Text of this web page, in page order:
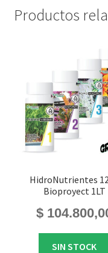
Productos
HidroNutrientes
Bioproyect 1LT
$
SIN STOCK